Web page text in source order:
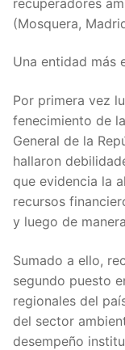
(Mosquera,
Una entidad más
Por primera vez
fenecimiento de
General de la
hallaron
que evidencia la
recursos
y luego de
Sumado a ello,
segundo puesto
regionales del
del sector
desempeño